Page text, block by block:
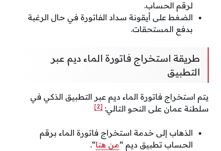
لرقم الحساب.
الضغط على أيقونة سداد الفاتورة في حال الرغبة
بدفع المستحقات.
طريقة استخراج فاتورة الماء ديم عبر
التطبيق
يتم استخراج فاتورة الماء ديم عبر التطبيق الذكي في
سلطنة عمان على النحو التالي: [2]
الذهاب إلى خدمة استخراج فاتورة الماء برقم
الحساب تطبيق ديم “من هنا“.